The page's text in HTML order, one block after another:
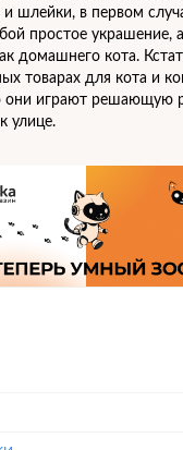
шлейки, в первом
простое украшение,
домашнего кота.
товарах для кота и
они играют решающую
улице.